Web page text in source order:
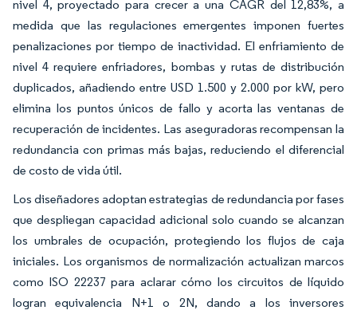
nivel 4, proyectado para crecer a una CAGR del 12,83%, a
medida que las regulaciones emergentes imponen fuertes
penalizaciones por tiempo de inactividad. El enfriamiento de
nivel 4 requiere enfriadores, bombas y rutas de distribución
duplicados, añadiendo entre USD 1.500 y 2.000 por kW, pero
elimina los puntos únicos de fallo y acorta las ventanas de
recuperación de incidentes. Las aseguradoras recompensan la
redundancia con primas más bajas, reduciendo el diferencial
de costo de vida útil.
Los diseñadores adoptan estrategias de redundancia por fases
que despliegan capacidad adicional solo cuando se alcanzan
los umbrales de ocupación, protegiendo los flujos de caja
iniciales. Los organismos de normalización actualizan marcos
como ISO 22237 para aclarar cómo los circuitos de líquido
logran equivalencia N+1 o 2N, dando a los inversores